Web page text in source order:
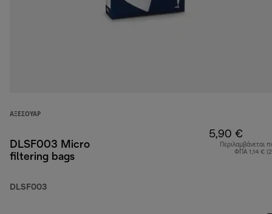
ΑΞΕΣΟΥΆΡ
DLSF003 Micro
filtering bags
DLSF003
5,90 €
Περιλαμβάνεται
ΦΠΑ 1,14 €